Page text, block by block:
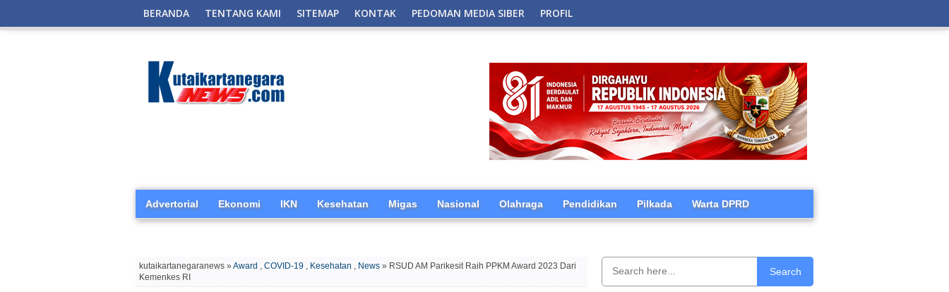
BERANDA TENTANG KAMI SITEMAP KONTAK PEDOMAN MEDIA SIBER PROFIL
Advertorial Ekonomi IKN Kesehatan Migas Nasional Olahraga Pendidikan Pilkada Warta DPRD
kutaikartanegaranews » Award , COVID-19 , Kesehatan , News » RSUD AM Parikesit Raih PPKM Award 2023 Dari
Kemenkes RI
Search